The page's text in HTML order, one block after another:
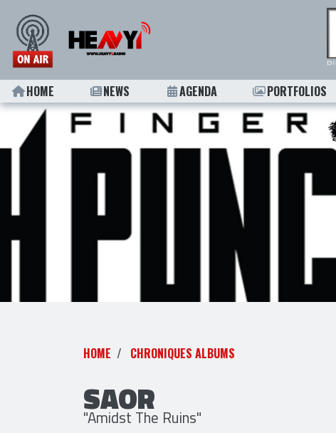
HOME NEWS AGENDA PORTFOLIOS
HOME CHRONIQUES ALBUMS
SAOR
"Amidst The Ruins"